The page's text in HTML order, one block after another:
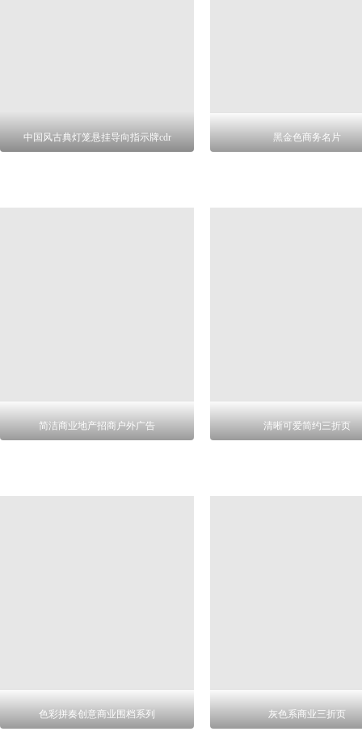
中国风古典灯笼悬挂导向指示牌cdr 黑金色商务名片
简洁商业地产招商户外广告 清晰可爱简约三折页
色彩拼奏创意商业围档系列 灰色系商业三折页